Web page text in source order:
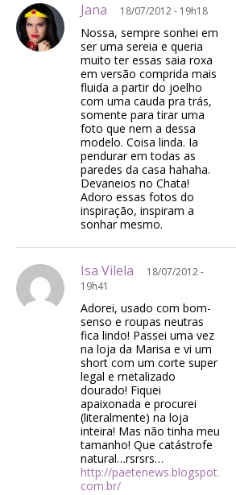
Jana 18/07/2012 - 19h18
Nossa, sempre sonhei em
ser uma sereia e queria
muito ter essas saia roxa
em versão comprida mais
fluida a partir do joelho
com uma cauda pra trás,
somente para tirar uma
foto que nem a dessa
modelo. Coisa linda. Ia
pendurar em todas as
paredes da casa hahaha.
Devaneios no Chata!
Adoro essas fotos do
inspiração, inspiram a
sonhar mesmo.
Isa Vilela
18/07/2012 -
19h41
Adorei, usado com bom-
senso e roupas neutras
fica lindo! Passei uma vez
na loja da Marisa e vi um
short com um corte super
legal e metalizado
dourado! Fiquei
apaixonada e procurei
(literalmente) na loja
inteira! Mas não tinha meu
tamanho! Que catástrofe
natural…rsrsrs…
http://paetenews.blogspot.
com.br/